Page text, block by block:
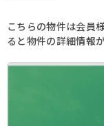
こちらの物件は会員
ると物件の詳細情報